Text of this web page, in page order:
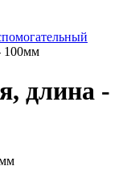
100мм
длина -